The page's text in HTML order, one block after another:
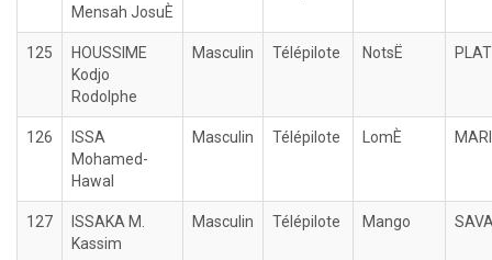
Mensah JosuÈ
125
HOUSSIME
Kodjo
Rodolphe
Masculin Télépilote NotsË
126
ISSA
Mohamed-
Hawal
Masculin Télépilote LomÈ
127
ISSAKA M.
Kassim
Masculin Télépilote Mango